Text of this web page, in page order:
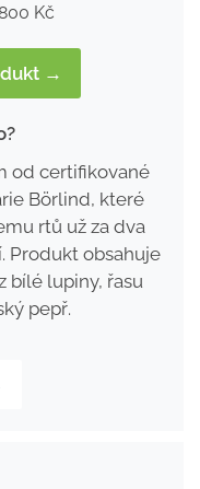
800 Kč
→
od certifikované
Börlind, které
rtů už za dva
Produkt obsahuje
bílé lupiny, řasu
pepř.